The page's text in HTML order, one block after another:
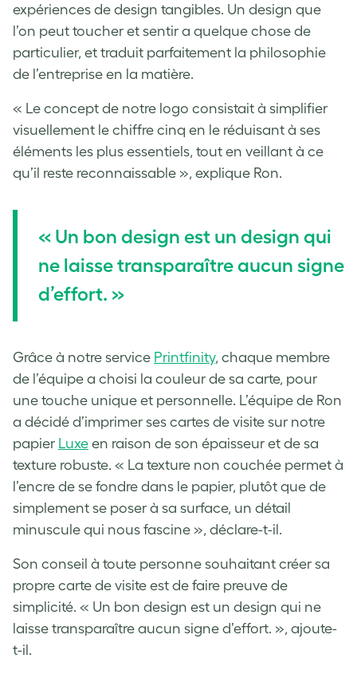
expériences de design tangibles. Un design que
l’on peut toucher et sentir a quelque chose de
particulier, et traduit parfaitement la philosophie
de l’entreprise en la matière.
« Le concept de notre logo consistait à simplifier
visuellement le chiffre cinq en le réduisant à ses
éléments les plus essentiels, tout en veillant à ce
qu’il reste reconnaissable », explique Ron.
« Un bon design est un design qui
ne laisse transparaître aucun signe
d’effort. »
Grâce à notre service Printfinity, chaque membre
de l’équipe a choisi la couleur de sa carte, pour
une touche unique et personnelle. L’équipe de Ron
a décidé d’imprimer ses cartes de visite sur notre
papier Luxe en raison de son épaisseur et de sa
texture robuste. « La texture non couchée permet à
l’encre de se fondre dans le papier, plutôt que de
simplement se poser à sa surface, un détail
minuscule qui nous fascine », déclare-t-il.
Son conseil à toute personne souhaitant créer sa
propre carte de visite est de faire preuve de
simplicité. « Un bon design est un design qui ne
laisse transparaître aucun signe d’effort. », ajoute-
t-il.